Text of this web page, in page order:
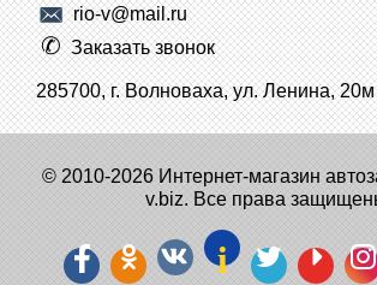
rio-v@mail.ru
Заказать звонок
285700, г. Волноваха, ул. Ленина, 20м
© 2010-2026 Интернет-магазин
v.biz. Все права
i